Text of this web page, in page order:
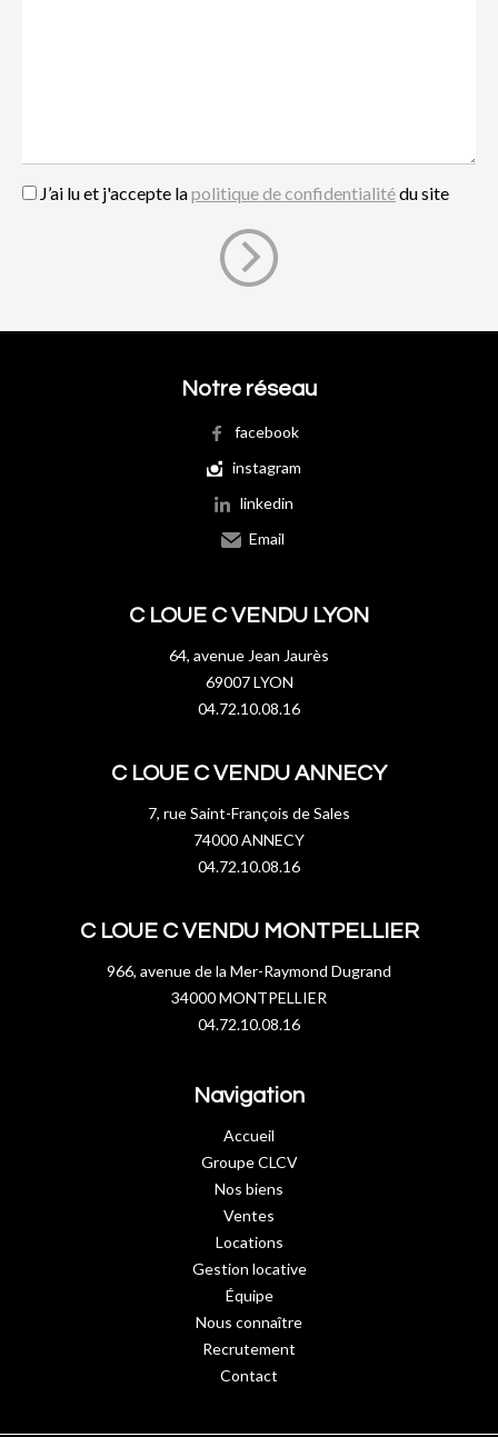
J’ai lu et j'accepte lapolitique de confidentialitédu site
Notre réseau
facebook
instagram
linkedin
Email
C LOUE C VENDU LYON
64, avenue Jean Jaurès
69007 LYON
04.72.10.08.16
C LOUE C VENDU ANNECY
7, rue Saint-François de Sales
74000 ANNECY
04.72.10.08.16
C LOUE C VENDU MONTPELLIER
966, avenue de la Mer-Raymond Dugrand
34000 MONTPELLIER
04.72.10.08.16
Navigation
Accueil
Groupe CLCV
Nos biens
Ventes
Locations
Gestion locative
Équipe
Nous connaître
Recrutement
Contact